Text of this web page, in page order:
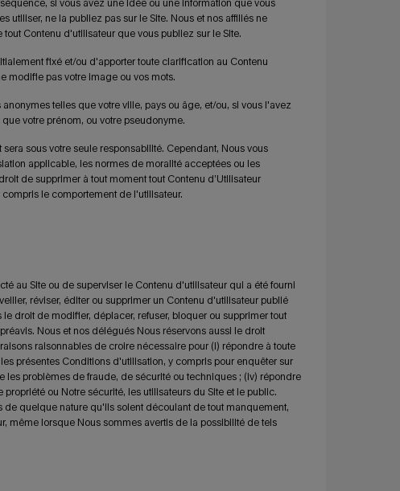
si vous avez une idée ou une information que vous
ne la publiez pas sur le Site. Nous et nos affiliés ne
Contenu d'utilisateur que vous publiez sur le Site.
fixé et/ou d'apporter toute clarification au Contenu
modifie pas votre image ou vos mots.
telles que votre ville, pays ou âge, et/ou, si vous l'avez
votre prénom, ou votre pseudonyme.
sous votre seule responsabilité. Cependant, Nous vous
applicable, les normes de moralité acceptées ou les
de supprimer à tout moment tout Contenu d’Utilisateur
le comportement de l'utilisateur.
au Site ou de superviser le Contenu d'utilisateur qui a été fourni
réviser, éditer ou supprimer un Contenu d'utilisateur publié
droit de modifier, déplacer, refuser, bloquer ou supprimer tout
Nous et nos délégués Nous réservons aussi le droit
raisonnables de croire nécessaire pour (i) répondre à toute
présentes Conditions d'utilisation, y compris pour enquêter sur
problèmes de fraude, de sécurité ou techniques ; (iv) répondre
ou Notre sécurité, les utilisateurs du Site et le public.
quelque nature qu'ils soient découlant de tout manquement,
même lorsque Nous sommes avertis de la possibilité de tels